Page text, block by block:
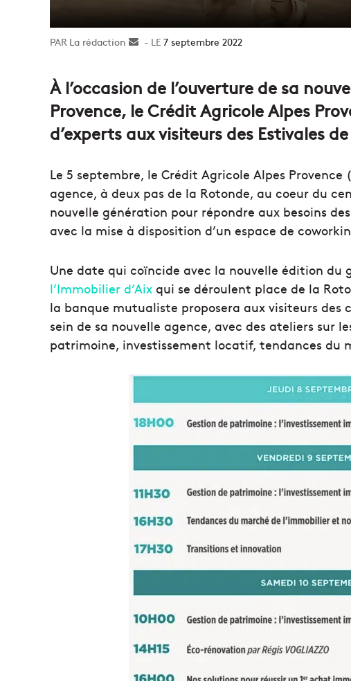
La rédaction
Envoyer7 septembre 2022
À l’occasion de l’ouverture de sa
Provence, le Crédit Agricole Alpes
d’experts aux visiteurs des Estivales
Le 5 septembre, le Crédit Agricole Alpes
agence, à deux pas de la Rotonde, au coeur du
nouvelle génération pour répondre aux besoins
avec la mise à disposition d’un espace de
Une date qui coïncide avec la nouvelle édition du
l’Immobilier d’Aix qui se déroulent place de la
la banque mutualiste proposera aux visiteurs des
sein de sa nouvelle agence, avec des ateliers sur
patrimoine, investissement locatif, tendances du